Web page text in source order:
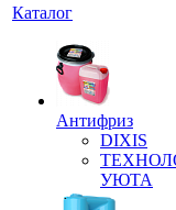
Каталог
Антифриз
DIXIS
УЮТА